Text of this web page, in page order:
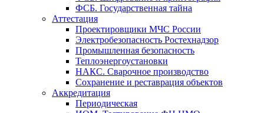
ФСБ. Государственная тайна
Аттестация
Проектировщики МЧС России
Электробезопасность Ростехнадзор
Промышленная безопасность
Теплоэнергоустановки
НАКС. Сварочное производство
Сохранение и реставрация объектов
Аккредитация
Периодическая